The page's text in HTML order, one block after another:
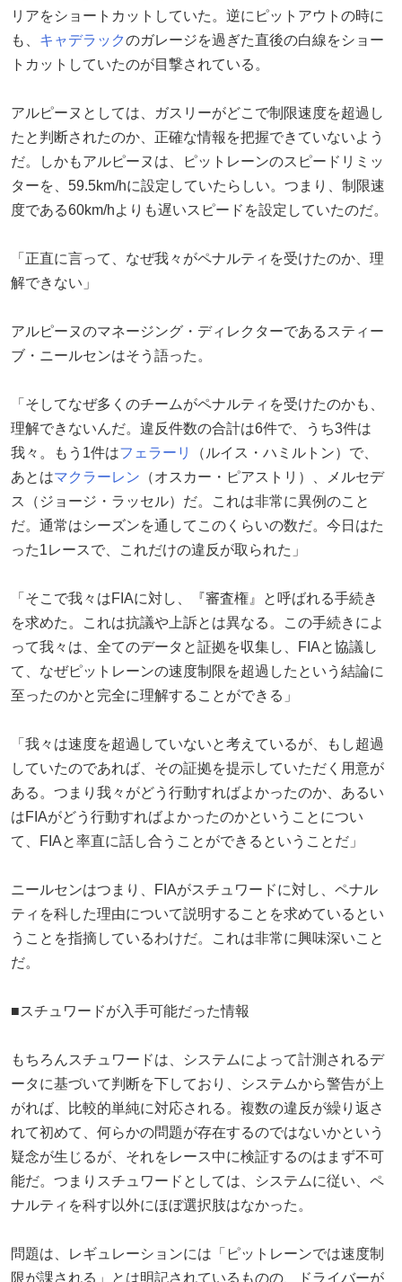
リアをショートカットしていた。逆にピットアウトの時に
も、 キャデラックのガレージを過ぎた直後の白線をショー
トカットしていたのが目撃されている。
アルピーヌとしては、ガスリーがどこで制限速度を超過し
たと判断されたのか、正確な情報を把握できていないよう
だ。しかもアルピーヌは、ピットレーンのスピードリミッ
ターを、59.5km/hに設定していたらしい。つまり、制限速
度である60km/hよりも遅いスピードを設定していたのだ。
「正直に言って、なぜ我々がペナルティを受けたのか、理
解できない」
アルピーヌのマネージング・ディレクターであるスティー
ブ・ニールセンはそう語った。
「そしてなぜ多くのチームがペナルティを受けたのかも、
理解できないんだ。違反件数の合計は6件で、うち3件は
我々。もう1件はフェラーリ
（ルイス・ハミルトン）で、
あとはマクラーレン （オスカー・ピアストリ）、メルセデ
ス（ジョージ・ラッセル）だ。これは非常に異例のこと
だ。通常はシーズンを通してこのくらいの数だ。今日はた
った1レースで、これだけの違反が取られた」
「そこで我々はFIAに対し、『審査権』と呼ばれる手続き
を求めた。これは抗議や上訴とは異なる。この手続きによ
って我々は、全てのデータと証拠を収集し、FIAと協議し
て、なぜピットレーンの速度制限を超過したという結論に
至ったのかと完全に理解することができる」
「我々は速度を超過していないと考えているが、もし超過
していたのであれば、その証拠を提示していただく用意が
ある。つまり我々がどう行動すればよかったのか、あるい
はFIAがどう行動すればよかったのかということについ
て、FIAと率直に話し合うことができるということだ」
ニールセンはつまり、FIAがスチュワードに対し、ペナル
ティを科した理由について説明することを求めているとい
うことを指摘しているわけだ。これは非常に興味深いこと
だ。
■スチュワードが入手可能だった情報
もちろんスチュワードは、システムによって計測されるデ
ータに基づいて判断を下しており、システムから警告が上
がれば、比較的単純に対応される。複数の違反が繰り返さ
れて初めて、何らかの問題が存在するのではないかという
疑念が生じるが、それをレース中に検証するのはまず不可
能だ。つまりスチュワードとしては、システムに従い、ペ
ナルティを科す以外にほぼ選択肢はなかった。
問題は、レギュレーションには「ピットレーンでは速度制
限が課される」とは明記されているものの、ドライバーが